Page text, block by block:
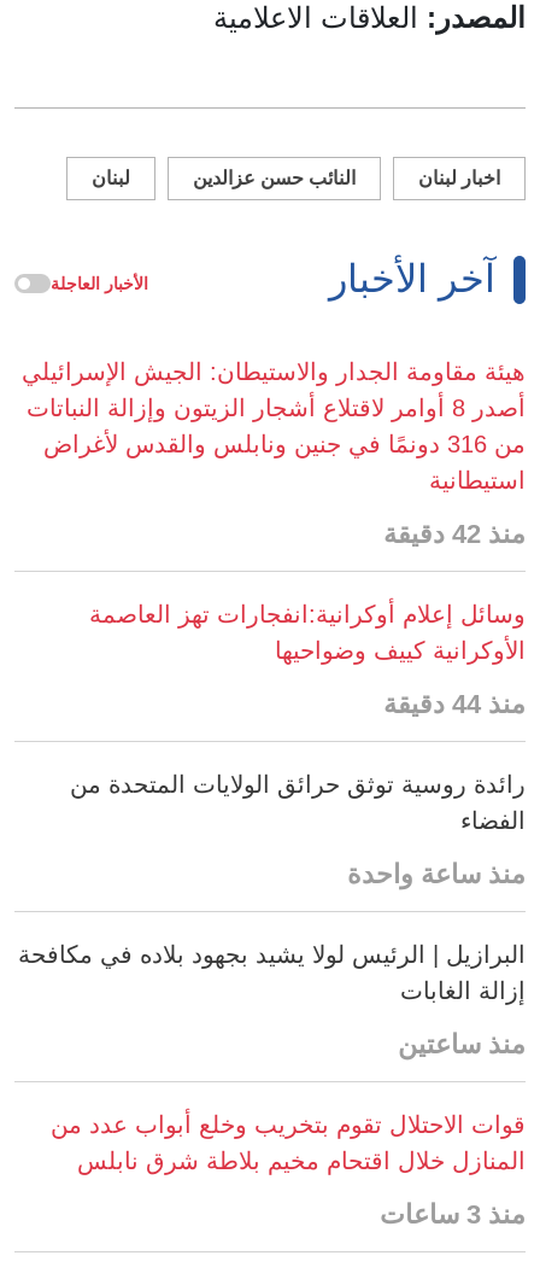
المصدر: العلاقات الاعلامية
اخبار لبنان النائب حسن عزالدين لبنان
آخر الأخبار الأخبار العاجلة
هيئة مقاومة الجدار والاستيطان: الجيش الإسرائيلي
أصدر 8 أوامر لاقتلاع أشجار الزيتون وإزالة النباتات
من 316 دونمًا في جنين ونابلس والقدس لأغراض
استيطانية
منذ 42 دقيقة
وسائل إعلام أوكرانية:انفجارات تهز العاصمة
الأوكرانية كييف وضواحيها
منذ 44 دقيقة
رائدة روسية توثق حرائق الولايات المتحدة من
الفضاء
منذ ساعة واحدة
البرازيل | الرئيس لولا يشيد بجهود بلاده في مكافحة
إزالة الغابات
منذ ساعتين
قوات الاحتلال تقوم بتخريب وخلع أبواب عدد من
المنازل خلال اقتحام مخيم بلاطة شرق نابلس
منذ 3 ساعات